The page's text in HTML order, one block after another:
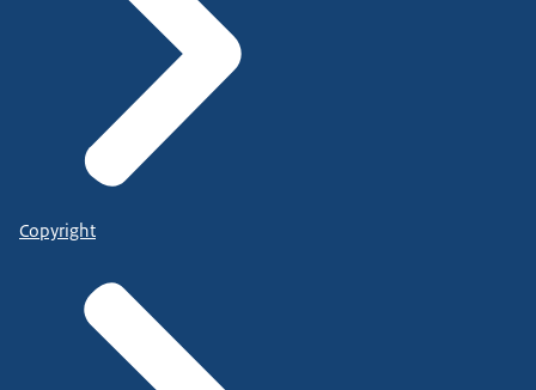
Copyright